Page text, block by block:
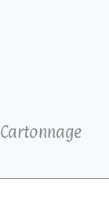
Cartonnage